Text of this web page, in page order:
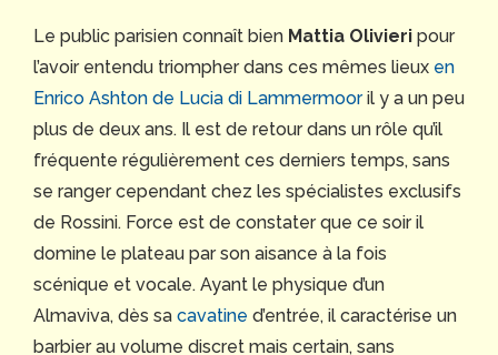
Le public parisien connaît bien Mattia Olivieri pour
l’avoir entendu triompher dans ces mêmes lieux en
Enrico Ashton de Lucia di Lammermooril y a un peu
plus de deux ans. Il est de retour dans un rôle qu’il
fréquente régulièrement ces derniers temps, sans
se ranger cependant chez les spécialistes exclusifs
de Rossini. Force est de constater que ce soir il
domine le plateau par son aisance à la fois
scénique et vocale. Ayant le physique d’un
Almaviva, dès sa cavatine d’entrée, il caractérise un
barbier au volume discret mais certain, sans